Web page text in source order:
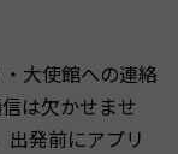
大使館への連絡
は欠かせませ
発前にアプリ